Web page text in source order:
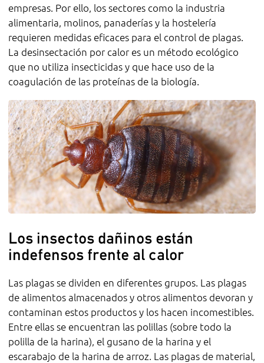
empresas. Por ello, los sectores como la industria
alimentaria, molinos, panaderías y la hostelería
requieren medidas eficaces para el control de plagas.
La desinsectación por calor es un método ecológico
que no utiliza insecticidas y que hace uso de la
coagulación de las proteínas de la biología.
Los insectos dañinos están
indefensos frente al calor
Las plagas se dividen en diferentes grupos. Las plagas
de alimentos almacenados y otros alimentos devoran y
contaminan estos productos y los hacen incomestibles.
Entre ellas se encuentran las polillas (sobre todo la
polilla de la harina), el gusano de la harina y el
escarabajo de la harina de arroz. Las plagas de material,